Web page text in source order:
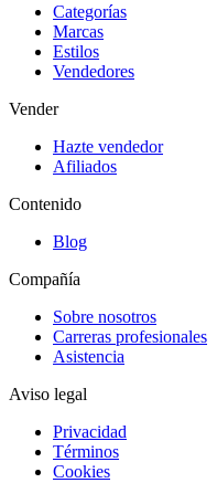
Categorías
Marcas
Estilos
Vendedores
Vender
Hazte vendedor
Afiliados
Contenido
Blog
Compañía
Sobre nosotros
Carreras profesionales
Asistencia
Aviso legal
Privacidad
Términos
Cookies